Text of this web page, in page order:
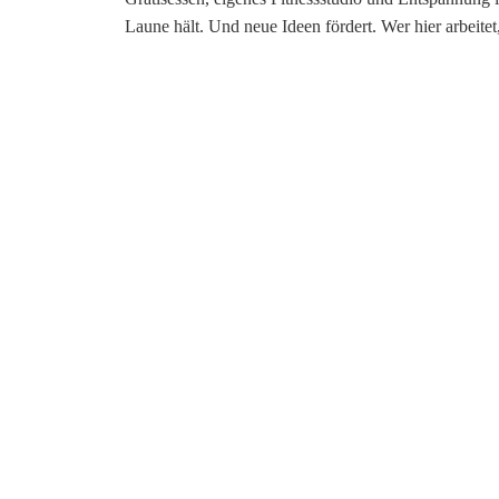
Laune hält. Und neue Ideen fördert. Wer hier